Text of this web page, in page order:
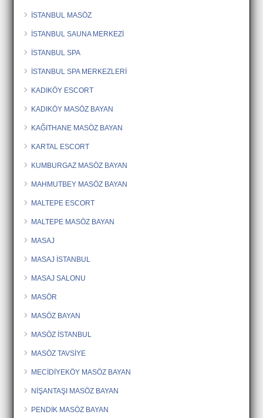
İSTANBUL MASÖZ
İSTANBUL SAUNA MERKEZİ
İSTANBUL SPA
İSTANBUL SPA MERKEZLERİ
KADIKÖY ESCORT
KADIKÖY MASÖZ BAYAN
KAĞITHANE MASÖZ BAYAN
KARTAL ESCORT
KUMBURGAZ MASÖZ BAYAN
MAHMUTBEY MASÖZ BAYAN
MALTEPE ESCORT
MALTEPE MASÖZ BAYAN
MASAJ
MASAJ İSTANBUL
MASAJ SALONU
MASÖR
MASÖZ BAYAN
MASÖZ İSTANBUL
MASÖZ TAVSİYE
MECİDİYEKÖY MASÖZ BAYAN
NİŞANTAŞI MASÖZ BAYAN
PENDİK MASÖZ BAYAN